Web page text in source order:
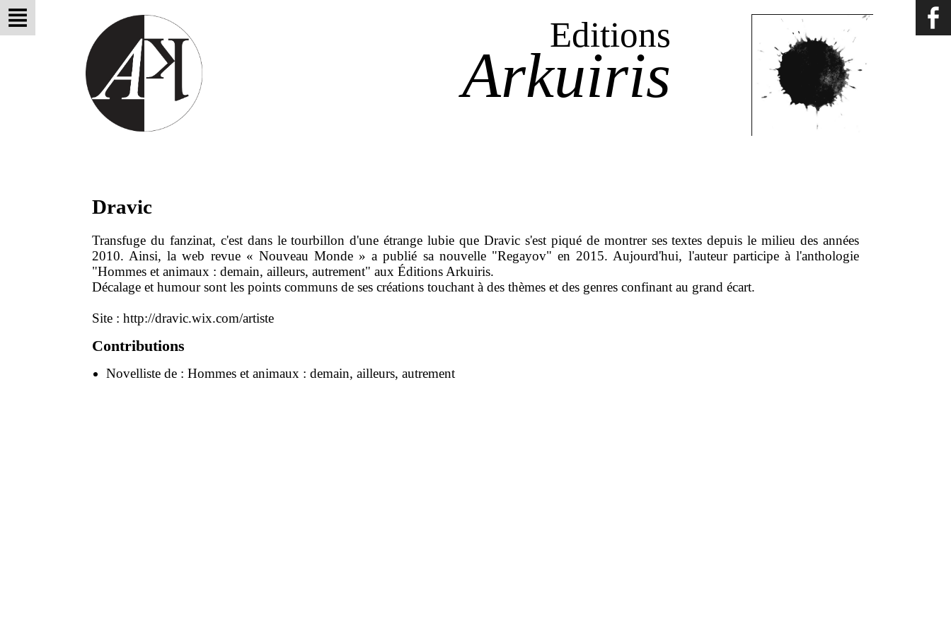
Editions
Arkuiris
Dravic
Transfuge du fanzinat, c'est dans le tourbillon d'une étrange lubie que Dravic s'est piqué de montrer ses textes depuis le milieu des années
2010. Ainsi, la web revue « Nouveau Monde » a publié sa nouvelle "Regayov" en 2015. Aujourd'hui, l'auteur participe à l'anthologie
"Hommes et animaux : demain, ailleurs, autrement" aux Éditions Arkuiris.
Décalage et humour sont les points communs de ses créations touchant à des thèmes et des genres confinant au grand écart.
Site : http://dravic.wix.com/artiste
Contributions
Novelliste de : Hommes et animaux : demain, ailleurs, autrement